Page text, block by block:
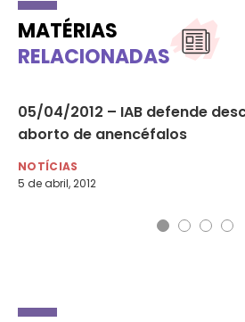
MATÉRIAS
RELACIONADAS
05/04/2012 – IAB defende
aborto de anencéfalos
NOTÍCIAS
5 de abril, 2012